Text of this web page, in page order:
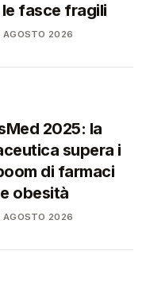
fasce fragili
AGOSTO 2026
2025: la
supera i
di farmaci
obesità
AGOSTO 2026